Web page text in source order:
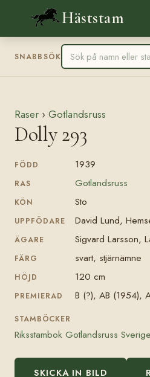
Häststam
SNABBSÖK
Raser › Gotlandsruss
Dolly 293
FÖDD 1939
RAS Gotlandsruss
KÖN Sto
UPPFÖDARE David Lund,
ÄGARE Sigvard Larsson,
FÄRG svart, stjärnämne
HÖJD 120 cm
PREMIERAD B (?), AB (1954),
STAMBÖCKER
Riksstambok Gotlandsruss Sverige
SKICKA IN BILD